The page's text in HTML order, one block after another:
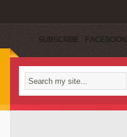
SUBSCRIBE FACEBOOK